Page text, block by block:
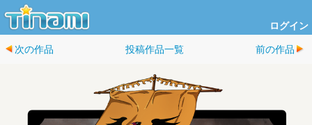
ログイン
次の作品 投稿作品一覧 前の作品